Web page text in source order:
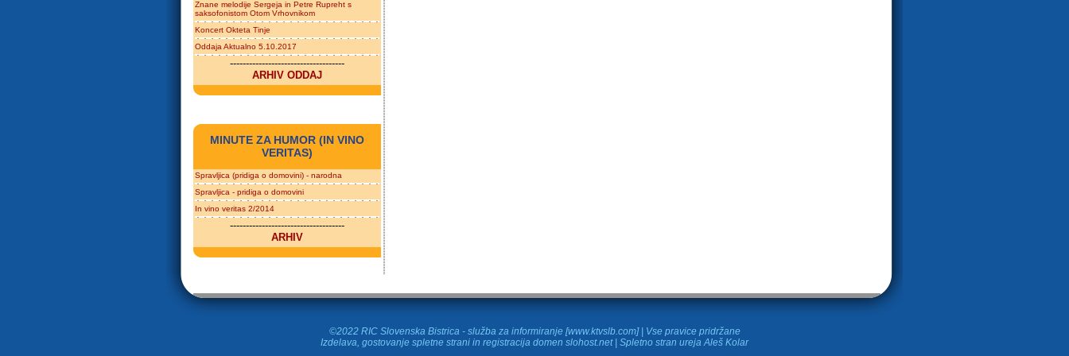
Znane melodije Sergeja in Petre Rupreht s
saksofonistom Otom Vrhovnikom
Koncert Okteta Tinje
Oddaja Aktualno 5.10.2017
------------------------------------
ARHIV ODDAJ
MINUTE ZA HUMOR (IN VINO
VERITAS)
Spravljica (pridiga o domovini) - narodna
Spravljica - pridiga o domovini
In vino veritas 2/2014
------------------------------------
ARHIV
©2022 RIC Slovenska Bistrica - služba za informiranje [www.ktvslb.com] | Vse pravice pridržane
Izdelava, gostovanje spletne strani in registracija domen slohost.net | Spletno stran ureja Aleš Kolar